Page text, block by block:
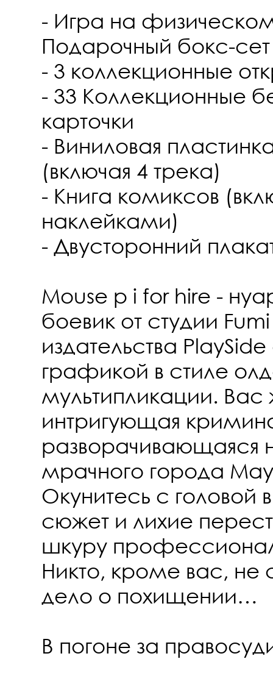
- Игра на
Подарочный бокс-сет
- 3 коллекционные
- 33 Коллекционные
карточки
- Виниловая
(включая 4 трека)
- Книга комиксов
наклейками)
- Двусторонний
Mouse p i for hire -
боевик от студии
издательства
графикой в стиле
мультипликации. Вас
интригующая
разворачивающаяся
мрачного города
Окунитесь с головой
сюжет и лихие
шкуру
Никто, кроме вас, не
дело о похищении…
В погоне за